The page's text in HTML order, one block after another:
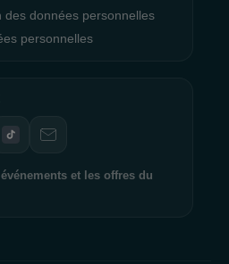
des données personnelles
personnelles
et les offres du